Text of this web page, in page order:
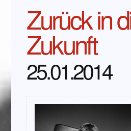
Zurück in
Zukunft
25.01.2014